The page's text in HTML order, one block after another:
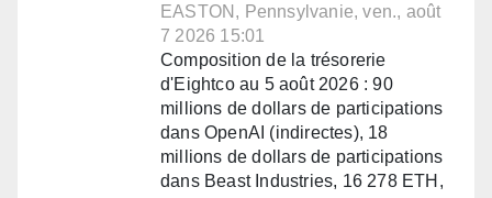
EASTON, Pennsylvanie, ven., août
7 2026 15:01
Composition de la trésorerie
d'Eightco au 5 août 2026 : 90
millions de dollars de participations
dans OpenAI (indirectes), 18
millions de dollars de participations
dans Beast Industries, 16 278 ETH,